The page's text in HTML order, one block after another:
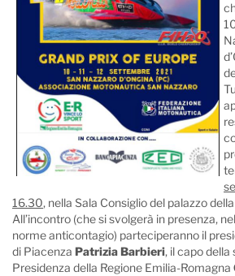
16.30, nella Sala Consiglio del palazzo
All’incontro (che si svolgerà in presenza,
norme anticontagio) parteciperanno il
di Piacenza Patrizia Barbieri, il capo
Presidenza della Regione Emilia-Romagna